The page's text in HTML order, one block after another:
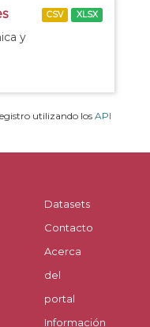
y
CSV XLSX
utilizando los API
Datasets
Contacto
Acerca
del
portal
Información